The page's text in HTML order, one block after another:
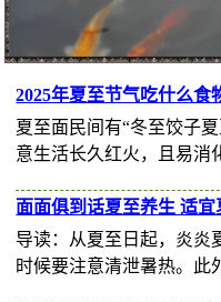
2025年夏至节气吃什么食
夏至面‌民间有“冬至饺子
意生活长久红火，且易消
面面俱到话夏至养生 适
导读：从夏至日起，炎炎
时候要注意清泄暑热。此